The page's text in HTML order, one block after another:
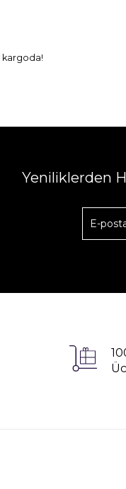
kargoda!
Yeniliklerden